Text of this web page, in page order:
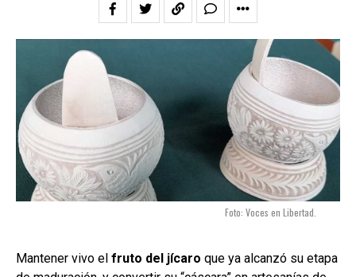
Foto: Voces en Libertad.
Mantener vivo el fruto del jícaro que ya alcanzó su etapa